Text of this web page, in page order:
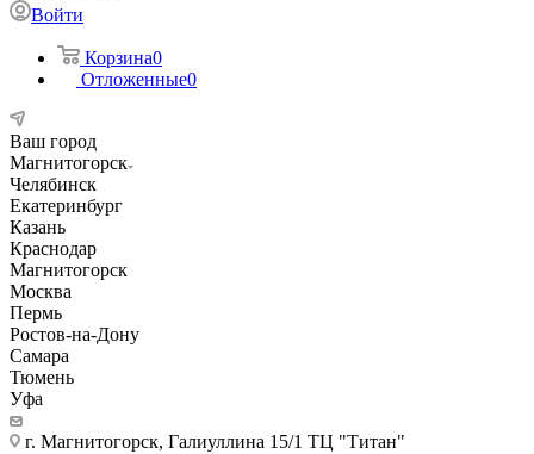
Войти
Корзина0
Отложенные0
Ваш город
Магнитогорск
Челябинск
Екатеринбург
Казань
Краснодар
Магнитогорск
Москва
Пермь
Ростов-на-Дону
Самара
Тюмень
Уфа
г. Магнитогорск, Галиуллина 15/1 ТЦ "Титан"